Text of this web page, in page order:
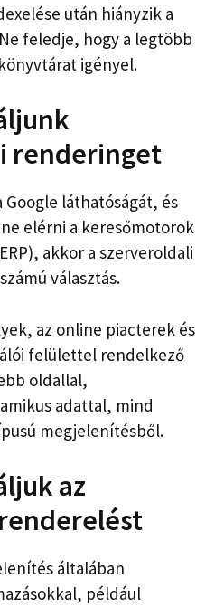
után hiányzik a
feledje, hogy a legtöbb
igényel.
renderinget
Google láthatóságát, és
elérni a keresőmotorok
akkor a szerveroldali
választás.
az online piacterek és
felülettel rendelkező
oldallal,
adattal, mind
megjelenítésből.
az
általában
például